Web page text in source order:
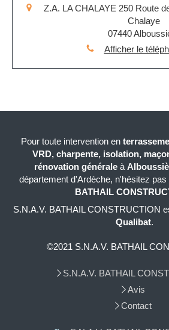
Z.A. LA CHALAYE 250 Route
Chalaye
07440
Afficher le
Pour toute intervention en
VRD, charpente, isolation,
rénovation générale à
département d'Ardèche, n'hésitez
BATHAIL
S.N.A.V. BATHAIL CONSTRUCTION
Qualibat.
©2021 S.N.A.V. BATHAIL
S.N.A.V. BATHAIL
Avis
Contact